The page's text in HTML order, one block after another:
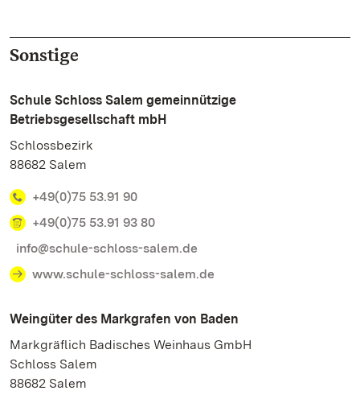
Sonstige
Schule Schloss Salem gemeinnützige
Betriebsgesellschaft mbH
Schlossbezirk
88682 Salem
+49(0)75 53.91 90
+49(0)75 53.91 93 80
info@schule-schloss-salem.de
www.schule-schloss-salem.de
Weingüter des Markgrafen von Baden
Markgräflich Badisches Weinhaus GmbH
Schloss Salem
88682 Salem